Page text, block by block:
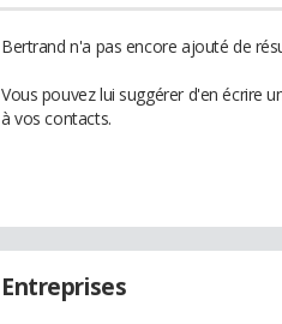
Bertrand n'a pas encore ajouté de
Vous pouvez lui suggérer d'en écrire
à vos contacts.
Entreprises